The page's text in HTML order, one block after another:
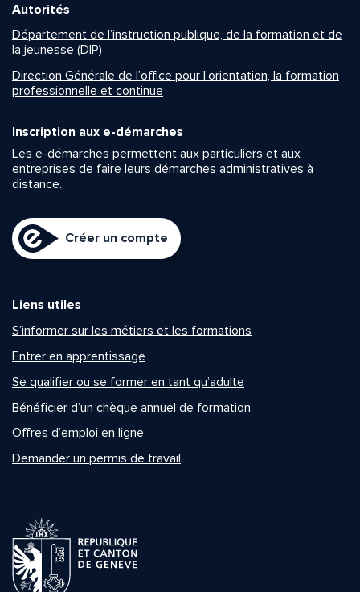
Autorités
Département de l’instruction publique, de la formation et de
la jeunesse (DIP)
Direction Générale de l’office pour l’orientation, la formation
professionnelle et continue
Inscription aux e-démarches
Les e-démarches permettent aux particuliers et aux
entreprises de faire leurs démarches administratives à
distance.
Créer un compte
Liens utiles
S’informer sur les métiers et les formations
Entrer en apprentissage
Se qualifier ou se former en tant qu’adulte
Bénéficier d’un chèque annuel de formation
Offres d’emploi en ligne
Demander un permis de travail